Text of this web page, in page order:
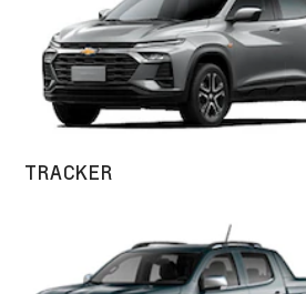
TRACKER